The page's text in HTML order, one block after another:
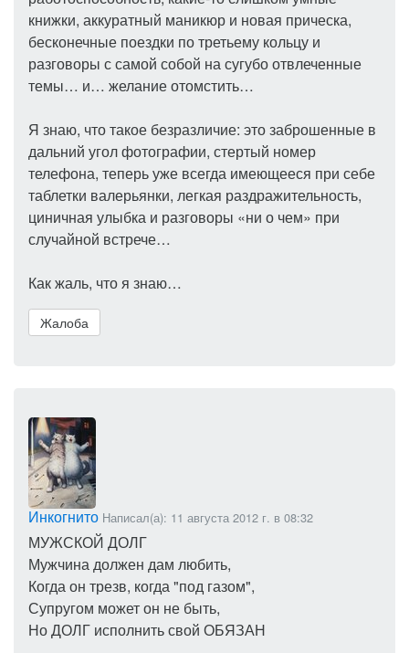
книжки, аккуратный маникюр и новая прическа,
бесконечные поездки по третьему кольцу и
разговоры с самой собой на сугубо отвлеченные
темы… и… желание отомстить…
Я знаю, что такое безразличие: это заброшенные в
дальний угол фотографии, стертый номер
телефона, теперь уже всегда имеющееся при себе
таблетки валерьянки, легкая раздражительность,
циничная улыбка и разговоры «ни о чем» при
случайной встрече…
Как жаль, что я знаю…
Жалоба
Инкогнито Написал(а): 11 августа 2012 г. в 08:32
МУЖСКОЙ ДОЛГ
Мужчина должен дам любить,
Когда он трезв, когда "под газом",
Супругом может он не быть,
Но ДОЛГ исполнить свой ОБЯЗАН